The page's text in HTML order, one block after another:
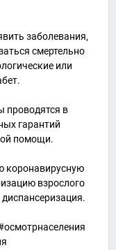
заболевания,
смертельно
или
проводятся в
гарантий
помощи.
коронавирусную
взрослого